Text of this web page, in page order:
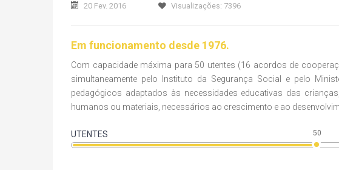
20 Fev. 2016 Visualizações: 7396
Em funcionamento desde 1976.
Com capacidade máxima para 50 utentes (16 acordos de
simultaneamente pelo Instituto da Segurança Social e pelo
pedagógicos adaptados às necessidades educativas das
humanos ou materiais, necessários ao crescimento e ao
UTENTES 50